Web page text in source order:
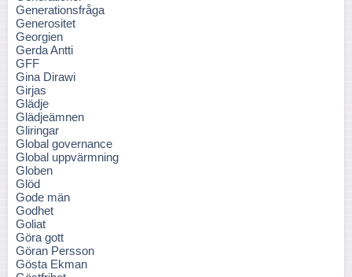
Generationsfråga
Generositet
Georgien
Gerda Antti
GFF
Gina Dirawi
Girjas
Glädje
Glädjeämnen
Gliringar
Global governance
Global uppvärmning
Globen
Glöd
Gode män
Godhet
Goliat
Göra gott
Göran Persson
Gösta Ekman